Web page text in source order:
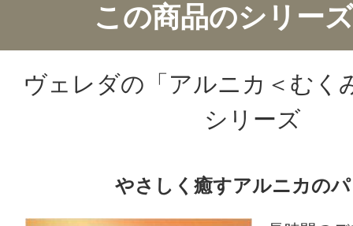
投稿日：2024年04月
Pauline 様／60代以上
感じた効能：乾燥(ボディ)/疲れ・コ
この商品のシリー
ヴェレダの「アルニカ＜むく
シリーズ
やさしく癒すアルニカの